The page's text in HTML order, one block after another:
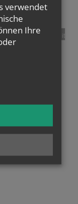
pin it
verwendet
Ihre